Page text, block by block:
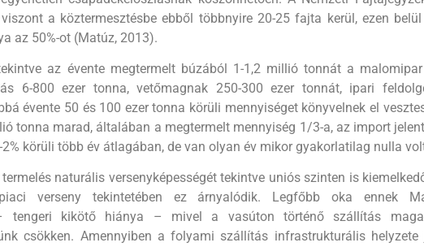
a köztermesztésbe ebből többnyire 20-25 fajta kerül, ezen
az 50%-ot (Matúz, 2013).
az évente megtermelt búzából 1-1,2 millió tonnát a
6-800 ezer tonna, vetőmagnak 250-300 ezer tonnát, ipari
évente 50 és 100 ezer tonna körüli mennyisé­get könyvelnek el
tonna marad, általában a megtermelt mennyiség 1/3-a, az import
körüli több év átlagában, de van olyan év mikor gyakorlatilag nulla
naturá­lis versenyképességét tekintve uni­ós szinten is
verseny tekintetében ez árnyalódik. Legfőbb oka ennek
– tenge­ri kikötő hiánya – mivel a vasúton történő szállítás
csökken. Amennyiben a folyami szállítás infrastrukturális